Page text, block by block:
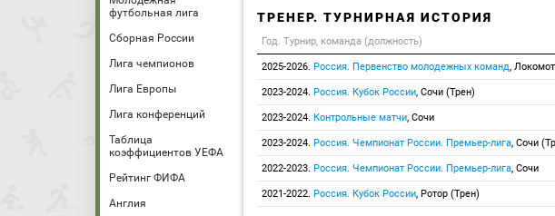
футбольная лига
Сборная России
Лига чемпионов
Лига Европы
Лига конференций
Таблица
коэффициентов УЕФА
Рейтинг ФИФА
Англия
ТРЕНЕР. ТУРНИРНАЯ ИСТОРИЯ
Год. Турнир, команда (должность)
2025-2026. Россия. Первенство молодежных команд,
2023-2024. Россия. Кубок России, Сочи (Трен)
2023-2024. Контрольные матчи, Сочи
2023-2024. Россия. Чемпионат России. Премьер-лига, Сочи
2022-2023. Россия. Чемпионат России. Премьер-лига, Сочи
2021-2022. Россия. Кубок России, Ротор (Трен)